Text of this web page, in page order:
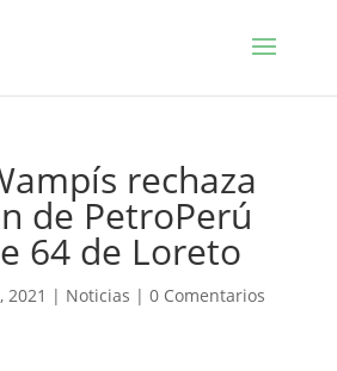
rechaza
de PetroPerú
64 de Loreto
2021 | Noticias | 0 Comentarios